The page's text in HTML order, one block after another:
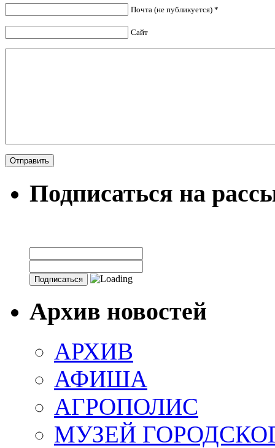
Почта (не публикуется) *
Сайт
Подписаться на
Архив новостей
АРХИВ
АФИША
АГРОПОЛИС
МУЗЕЙ